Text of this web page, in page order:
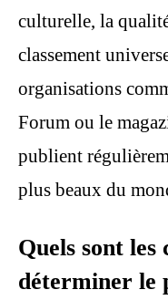
culturelle, la
classement
organisations
Forum ou le
publient
plus beaux du
Quels sont
déterminer le